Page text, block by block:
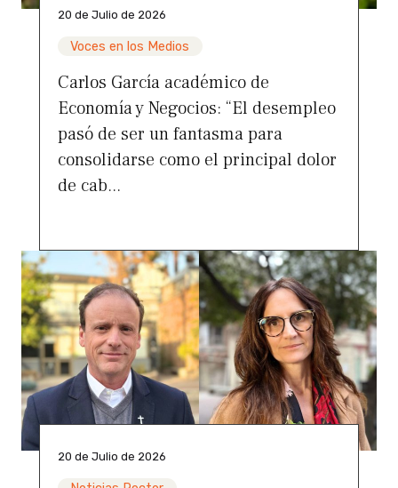
20 de Julio de 2026
Voces en los Medios
Carlos García académico de
Economía y Negocios: “El desempleo
pasó de ser un fantasma para
consolidarse como el principal dolor
de cab...
20 de Julio de 2026